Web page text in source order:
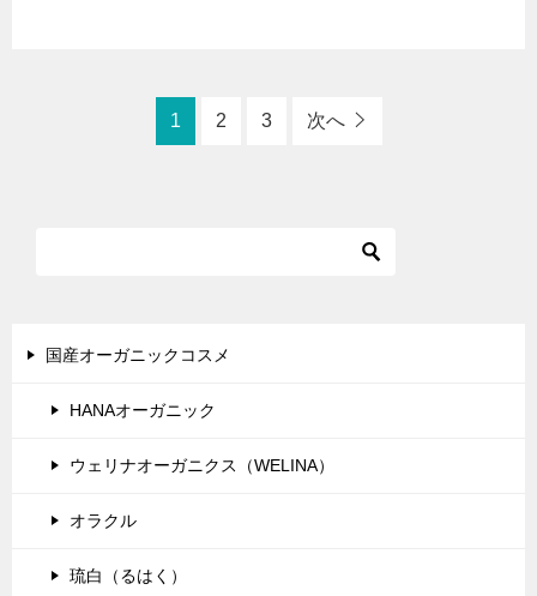
1 2 3 次へ
国産オーガニックコスメ
HANAオーガニック
ウェリナオーガニクス（WELINA）
オラクル
琉白（るはく）